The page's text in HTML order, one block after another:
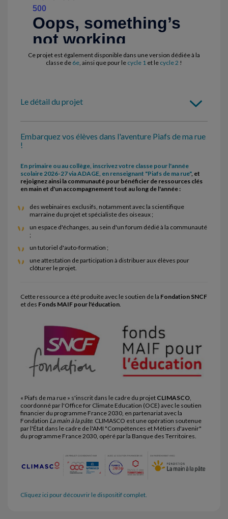
Ce projet est également disponible dans une version dédiée à la
classe de 6e, ainsi que pour le cycle 1 et le cycle 2 !
Le détail du projet
Embarquez vos élèves dans l'aventure Piafs de ma rue
!
En primaire ou au collège, inscrivez votre classe pour l'année
scolaire 2026-27 via ADAGE, en renseignant "Piafs de ma rue", et
rejoignez ainsi la communauté pour bénéficier de ressources clés
en main et d'un accompagnement tout au long de l'année :
des webinaires exclusifs, notamment avec la scientifique
marraine du projet et spécialiste des oiseaux ;
un espace d'échanges, au sein d'un forum dédié à la communauté
;
un tutoriel d'auto-formation ;
une attestation de participation à distribuer aux élèves pour
clôturer le projet.
Cette ressource a été produite avec le soutien de la Fondation SNCF
et des Fonds MAIF pour l'éducation.
« Piafs de ma rue » s'inscrit dans le cadre du projet CLIMASCO
coordonné par l'Office for Climate Education (OCE) avec le soutien
financier du programme France 2030, en partenariat avec la
Fondation La main à la pâte. CLIMASCO est une opération soutenue
par l'État dans le cadre de l'AMI "Compétences et Métiers d'avenir"
du programme France 2030, opéré par la Banque des Territoires.
Cliquez ici pour découvrir le dispositif complet.